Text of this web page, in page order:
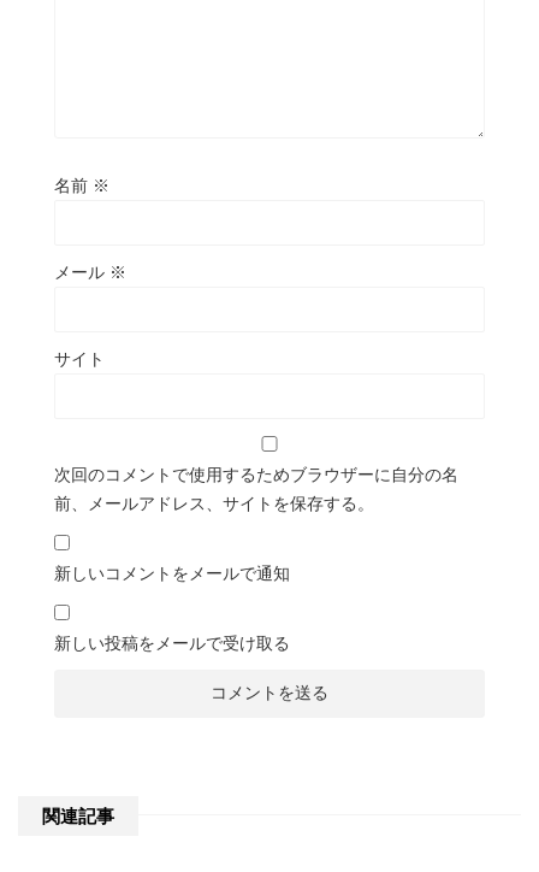
名前 ※
メール ※
サイト
次回のコメントで使用するためブラウザーに自分の名
前、メールアドレス、サイトを保存する。
新しいコメントをメールで通知
新しい投稿をメールで受け取る
関連記事